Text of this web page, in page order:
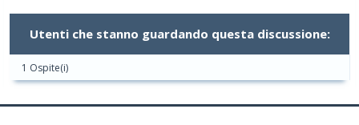
Utenti che stanno guardando questa discussione:
1 Ospite(i)